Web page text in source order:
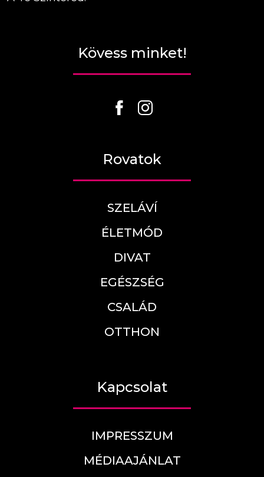
Kövess minket!
Rovatok
SZELÁVÍ
ÉLETMÓD
DIVAT
EGÉSZSÉG
CSALÁD
OTTHON
Kapcsolat
IMPRESSZUM
MÉDIAAJÁNLAT